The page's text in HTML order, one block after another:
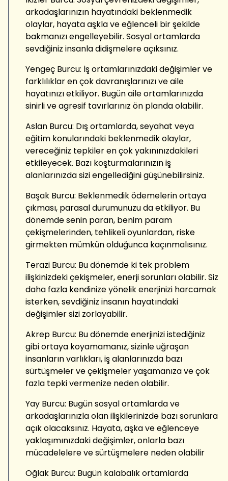
arkadaşlarınızın hayatındaki beklenmedik
olaylar, hayata aşkla ve eğlenceli bir şekilde
bakmanızı engelleyebilir. Sosyal ortamlarda
sevdiğiniz insanla didişmelere açıksınız.
Yengeç Burcu: İş ortamlarınızdaki değişimler ve
farklılıklar en çok davranışlarınızı ve aile
hayatınızı etkiliyor. Bugün aile ortamlarınızda
sinirli ve agresif tavırlarınız ön planda olabilir.
Aslan Burcu: Dış ortamlarda, seyahat veya
eğitim konularındaki beklenmedik olaylar,
vereceğiniz tepkiler en çok yakınınızdakileri
etkileyecek. Bazı koşturmalarınızın iş
alanlarınızda sizi engellediğini güşünebilirsiniz.
Başak Burcu: Beklenmedik ödemelerin ortaya
çıkması, parasal durumunuzu da etkiliyor. Bu
dönemde senin paran, benim param
çekişmelerinden, tehlikeli oyunlardan, riske
girmekten mümkün olduğunca kaçınmalısınız.
Terazi Burcu: Bu dönemde ki tek problem
ilişkinizdeki çekişmeler, enerji sorunları olabilir. Siz
daha fazla kendinize yönelik enerjinizi harcamak
isterken, sevdiğiniz insanın hayatındaki
değişimler sizi zorlayabilir.
Akrep Burcu: Bu dönemde enerjinizi istediğiniz
gibi ortaya koyamamanız, sizinle uğraşan
insanların varlıkları, iş alanlarınızda bazı
sürtüşmeler ve çekişmeler yaşamanıza ve çok
fazla tepki vermenize neden olabilir.
Yay Burcu: Bugün sosyal ortamlarda ve
arkadaşlarınızla olan ilişkilerinizde bazı sorunlara
açık olacaksınız. Hayata, aşka ve eğlenceye
yaklaşımınızdaki değişimler, onlarla bazı
mücadelelere ve sürtüşmelere neden olabilir
Oğlak Burcu: Bugün kalabalık ortamlarda